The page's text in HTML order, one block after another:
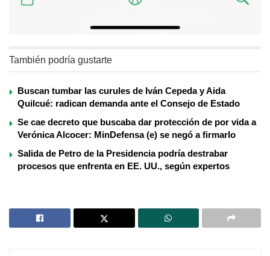
También podría gustarte
Buscan tumbar las curules de Iván Cepeda y Aida
Quilcué: radican demanda ante el Consejo de Estado
Se cae decreto que buscaba dar protección de por vida a
Verónica Alcocer: MinDefensa (e) se negó a firmarlo
Salida de Petro de la Presidencia podría destrabar
procesos que enfrenta en EE. UU., según expertos